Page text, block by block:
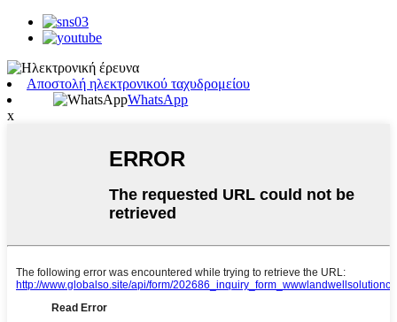
Αποστολή ηλεκτρονικού ταχυδρομείου
WhatsApp
x